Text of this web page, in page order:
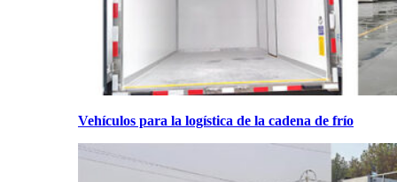
Vehículos para la logística de la cadena de frío